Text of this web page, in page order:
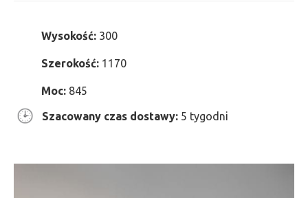
Wysokość: 300
Szerokość: 1170
Moc: 845
Szacowany czas dostawy: 5 tygodni